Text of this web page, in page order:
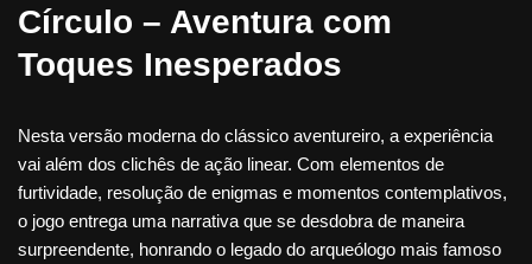
Círculo – Aventura com
Toques Inesperados
Nesta versão moderna do clássico aventureiro, a experiência
vai além dos clichês de ação linear. Com elementos de
furtividade, resolução de enigmas e momentos contemplativos,
o jogo entrega uma narrativa que se desdobra de maneira
surpreendente, honrando o legado do arqueólogo mais famoso